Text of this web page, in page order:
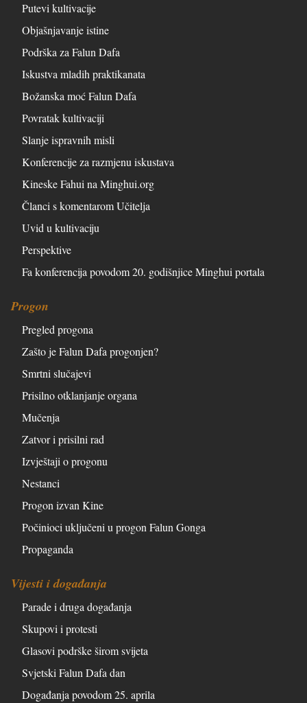
Putevi kultivacije
Objašnjavanje istine
Podrška za Falun Dafa
Iskustva mladih praktikanata
Božanska moć Falun Dafa
Povratak kultivaciji
Slanje ispravnih misli
Konferencije za razmjenu iskustava
Kineske Fahui na Minghui.org
Članci s komentarom Učitelja
Uvid u kultivaciju
Perspektive
Fa konferencija povodom 20. godišnjice Minghui portala
Progon
Pregled progona
Zašto je Falun Dafa progonjen?
Smrtni slučajevi
Prisilno otklanjanje organa
Mučenja
Zatvor i prisilni rad
Izvještaji o progonu
Nestanci
Progon izvan Kine
Počinioci uključeni u progon Falun Gonga
Propaganda
Vijesti i događanja
Parade i druga događanja
Skupovi i protesti
Glasovi podrške širom svijeta
Svjetski Falun Dafa dan
Događanja povodom 25. aprila